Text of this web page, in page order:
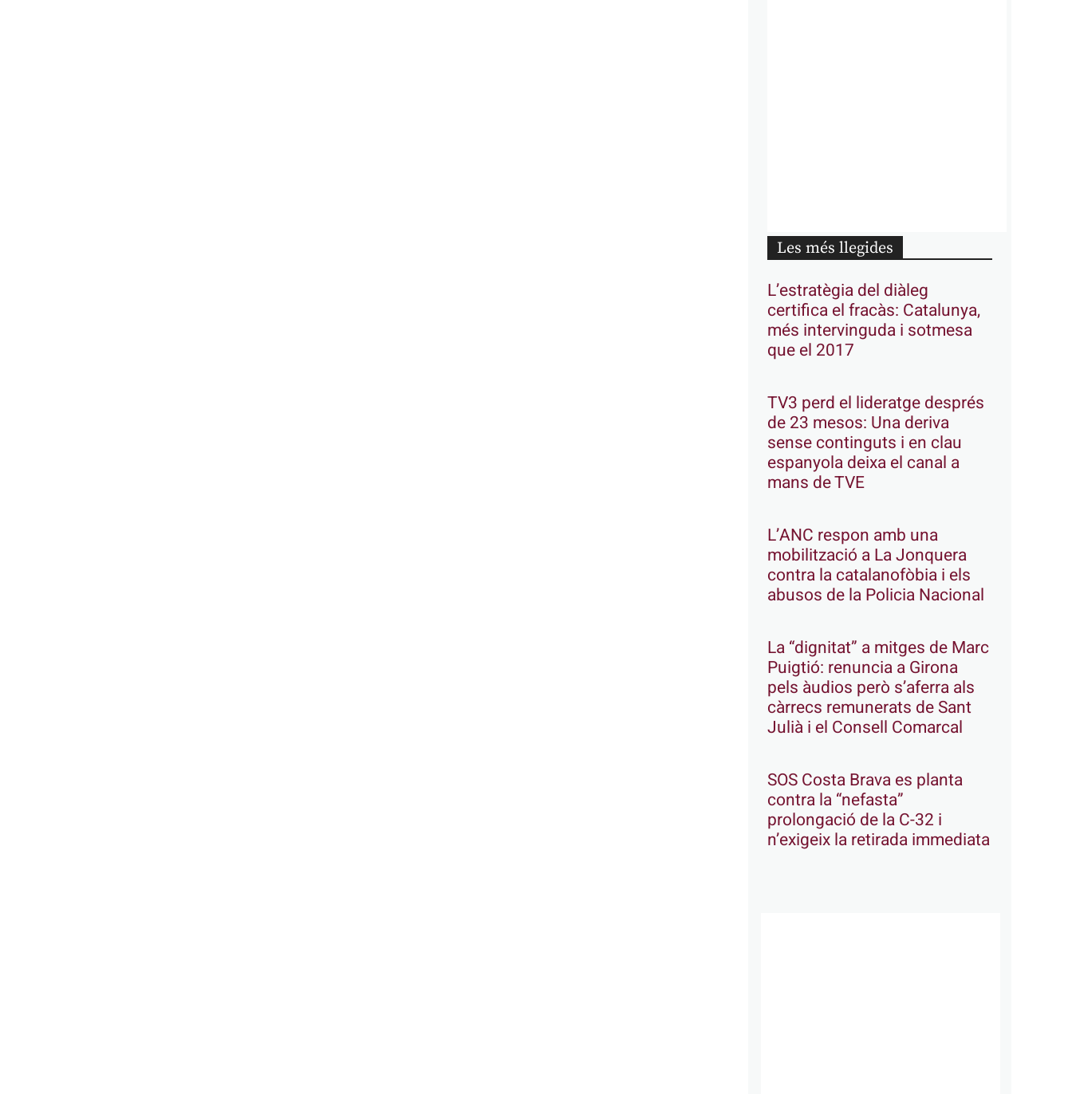
Les més llegides
L’estratègia del diàleg
certifica el fracàs: Catalunya,
més intervinguda i sotmesa
que el 2017
TV3 perd el lideratge després
de 23 mesos: Una deriva
sense continguts i en clau
espanyola deixa el canal a
mans de TVE
L’ANC respon amb una
mobilització a La Jonquera
contra la catalanofòbia i els
abusos de la Policia Nacional
La “dignitat” a mitges de Marc
Puigtió: renuncia a Girona
pels àudios però s’aferra als
càrrecs remunerats de Sant
Julià i el Consell Comarcal
SOS Costa Brava es planta
contra la “nefasta”
prolongació de la C-32 i
n’exigeix la retirada immediata